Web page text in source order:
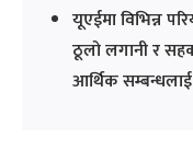
यूएईमा विभिन्न
ठूलो लगानी र
आर्थिक